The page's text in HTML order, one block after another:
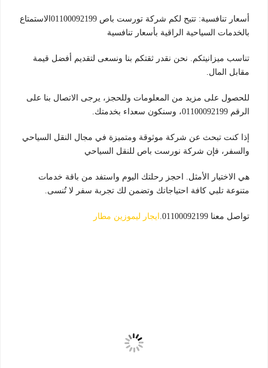
أسعار تنافسية: تتيح لكم شركة تورست باص 01100092199الاستمتاع
بالخدمات السياحية الراقية بأسعار تنافسية
تناسب ميزانيتكم. نحن نقدر ثقتكم بنا ونسعى لتقديم أفضل قيمة
مقابل المال.
للحصول على مزيد من المعلومات وللحجز، يرجى الاتصال بنا على
الرقم 01100092199، وسنكون سعداء بخدمتك.
إذا كنت تبحث عن شركة موثوقة ومتميزة في مجال النقل السياحي
والسفر، فإن شركة نورست باص للنقل السياحي
هي الاختيار الأمثل. احجز رحلتك اليوم واستفد من باقة خدمات
متنوعة تلبي كافة احتياجاتك وتضمن لك تجربة سفر لا تُنسى.
تواصل معنا 01100092199. ايجار ليموزين مطار